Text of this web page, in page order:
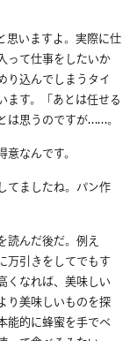
思いますよ。実際に仕
って仕事をしたいか
り込んでしまうタイ
す。 「あとは任せる
は思うのですが……。
なんです。
てましたね。パン作
読んだ後だ。例え
万引きをしてでもす
くなれば、美味しい
り美味しいものを探
能的に蜂蜜を手でベ